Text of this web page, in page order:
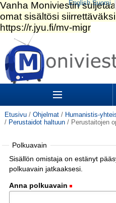
Siirry
sisältöön.
|
Siirry
navigointiin
Sections
Etusivu / Ohjelmat / Humanistis-
/ Perustaidot haltuun / Perustaitojen
Polkuavain
Sisällön omistaja on estänyt
polkuavain jatkaaksesi.
Anna polkuavain
English Suomi